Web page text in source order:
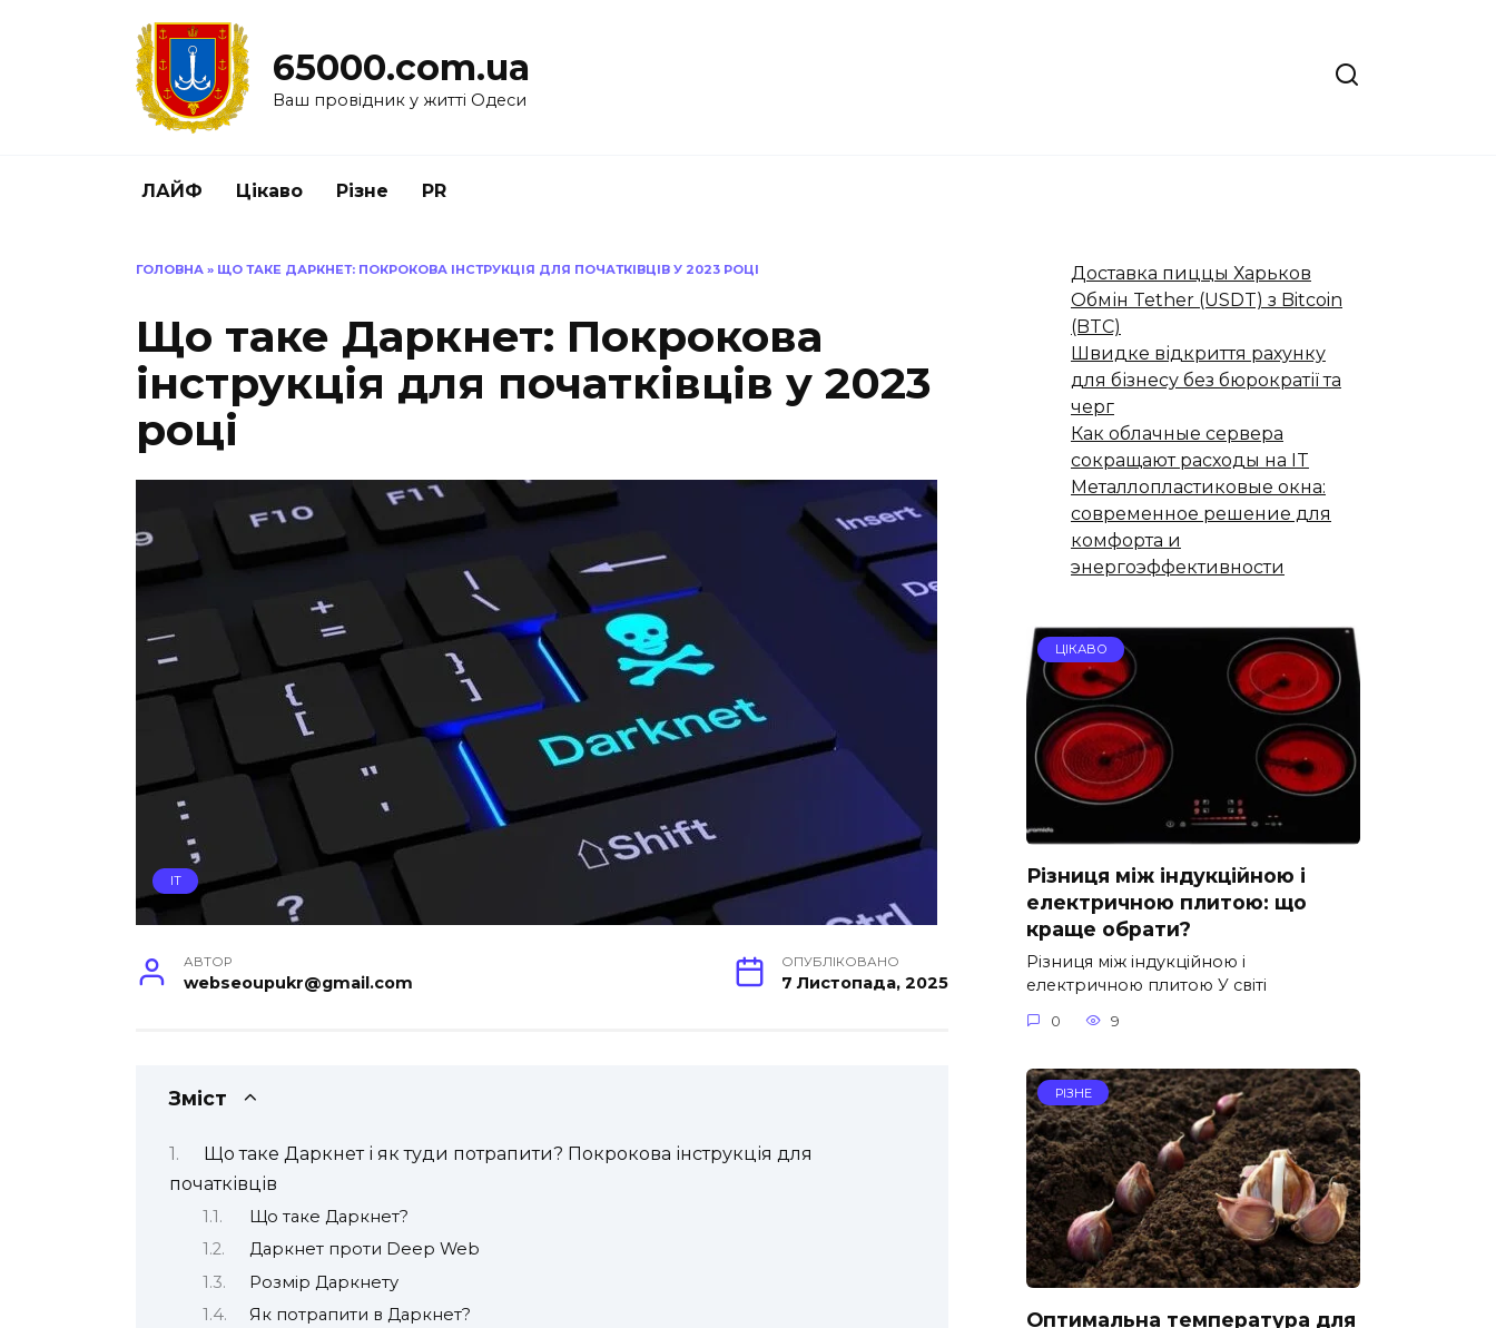
65000.com.ua
Ваш провідник у житті Одеси
ЛАЙФ Цікаво Різне PR
ГОЛОВНА » ЩО ТАКЕ ДАРКНЕТ: ПОКРОКОВА ІНСТРУКЦІЯ ДЛЯ ПОЧАТКІВЦІВ У 2023 РОЦІ
Що таке Даркнет: Покрокова
інструкція для початківців у 2023
році
IT
АВТОР
webseoupukr@gmail.com
ОПУБЛІКОВАНО
7 Листопада, 2025
Зміст
Що таке Даркнет і як туди потрапити? Покрокова інструкція для
початківців
Що таке Даркнет?
Даркнет проти Deep Web
Розмір Даркнету
Як потрапити в Даркнет?
Доставка пиццы Харьков
Обмін Tether (USDT) з Bitcoin
(BTC)
Швидке відкриття рахунку
для бізнесу без бюрократії та
черг
Как облачные сервера
сокращают расходы на IT
Металлопластиковые окна:
современное решение для
комфорта и
энергоэффективности
ЦІКАВО
Різниця між індукційною і
електричною плитою: що
краще обрати?
Різниця між індукційною і
електричною плитою У світі
0 9
РІЗНЕ
Оптимальна температура для